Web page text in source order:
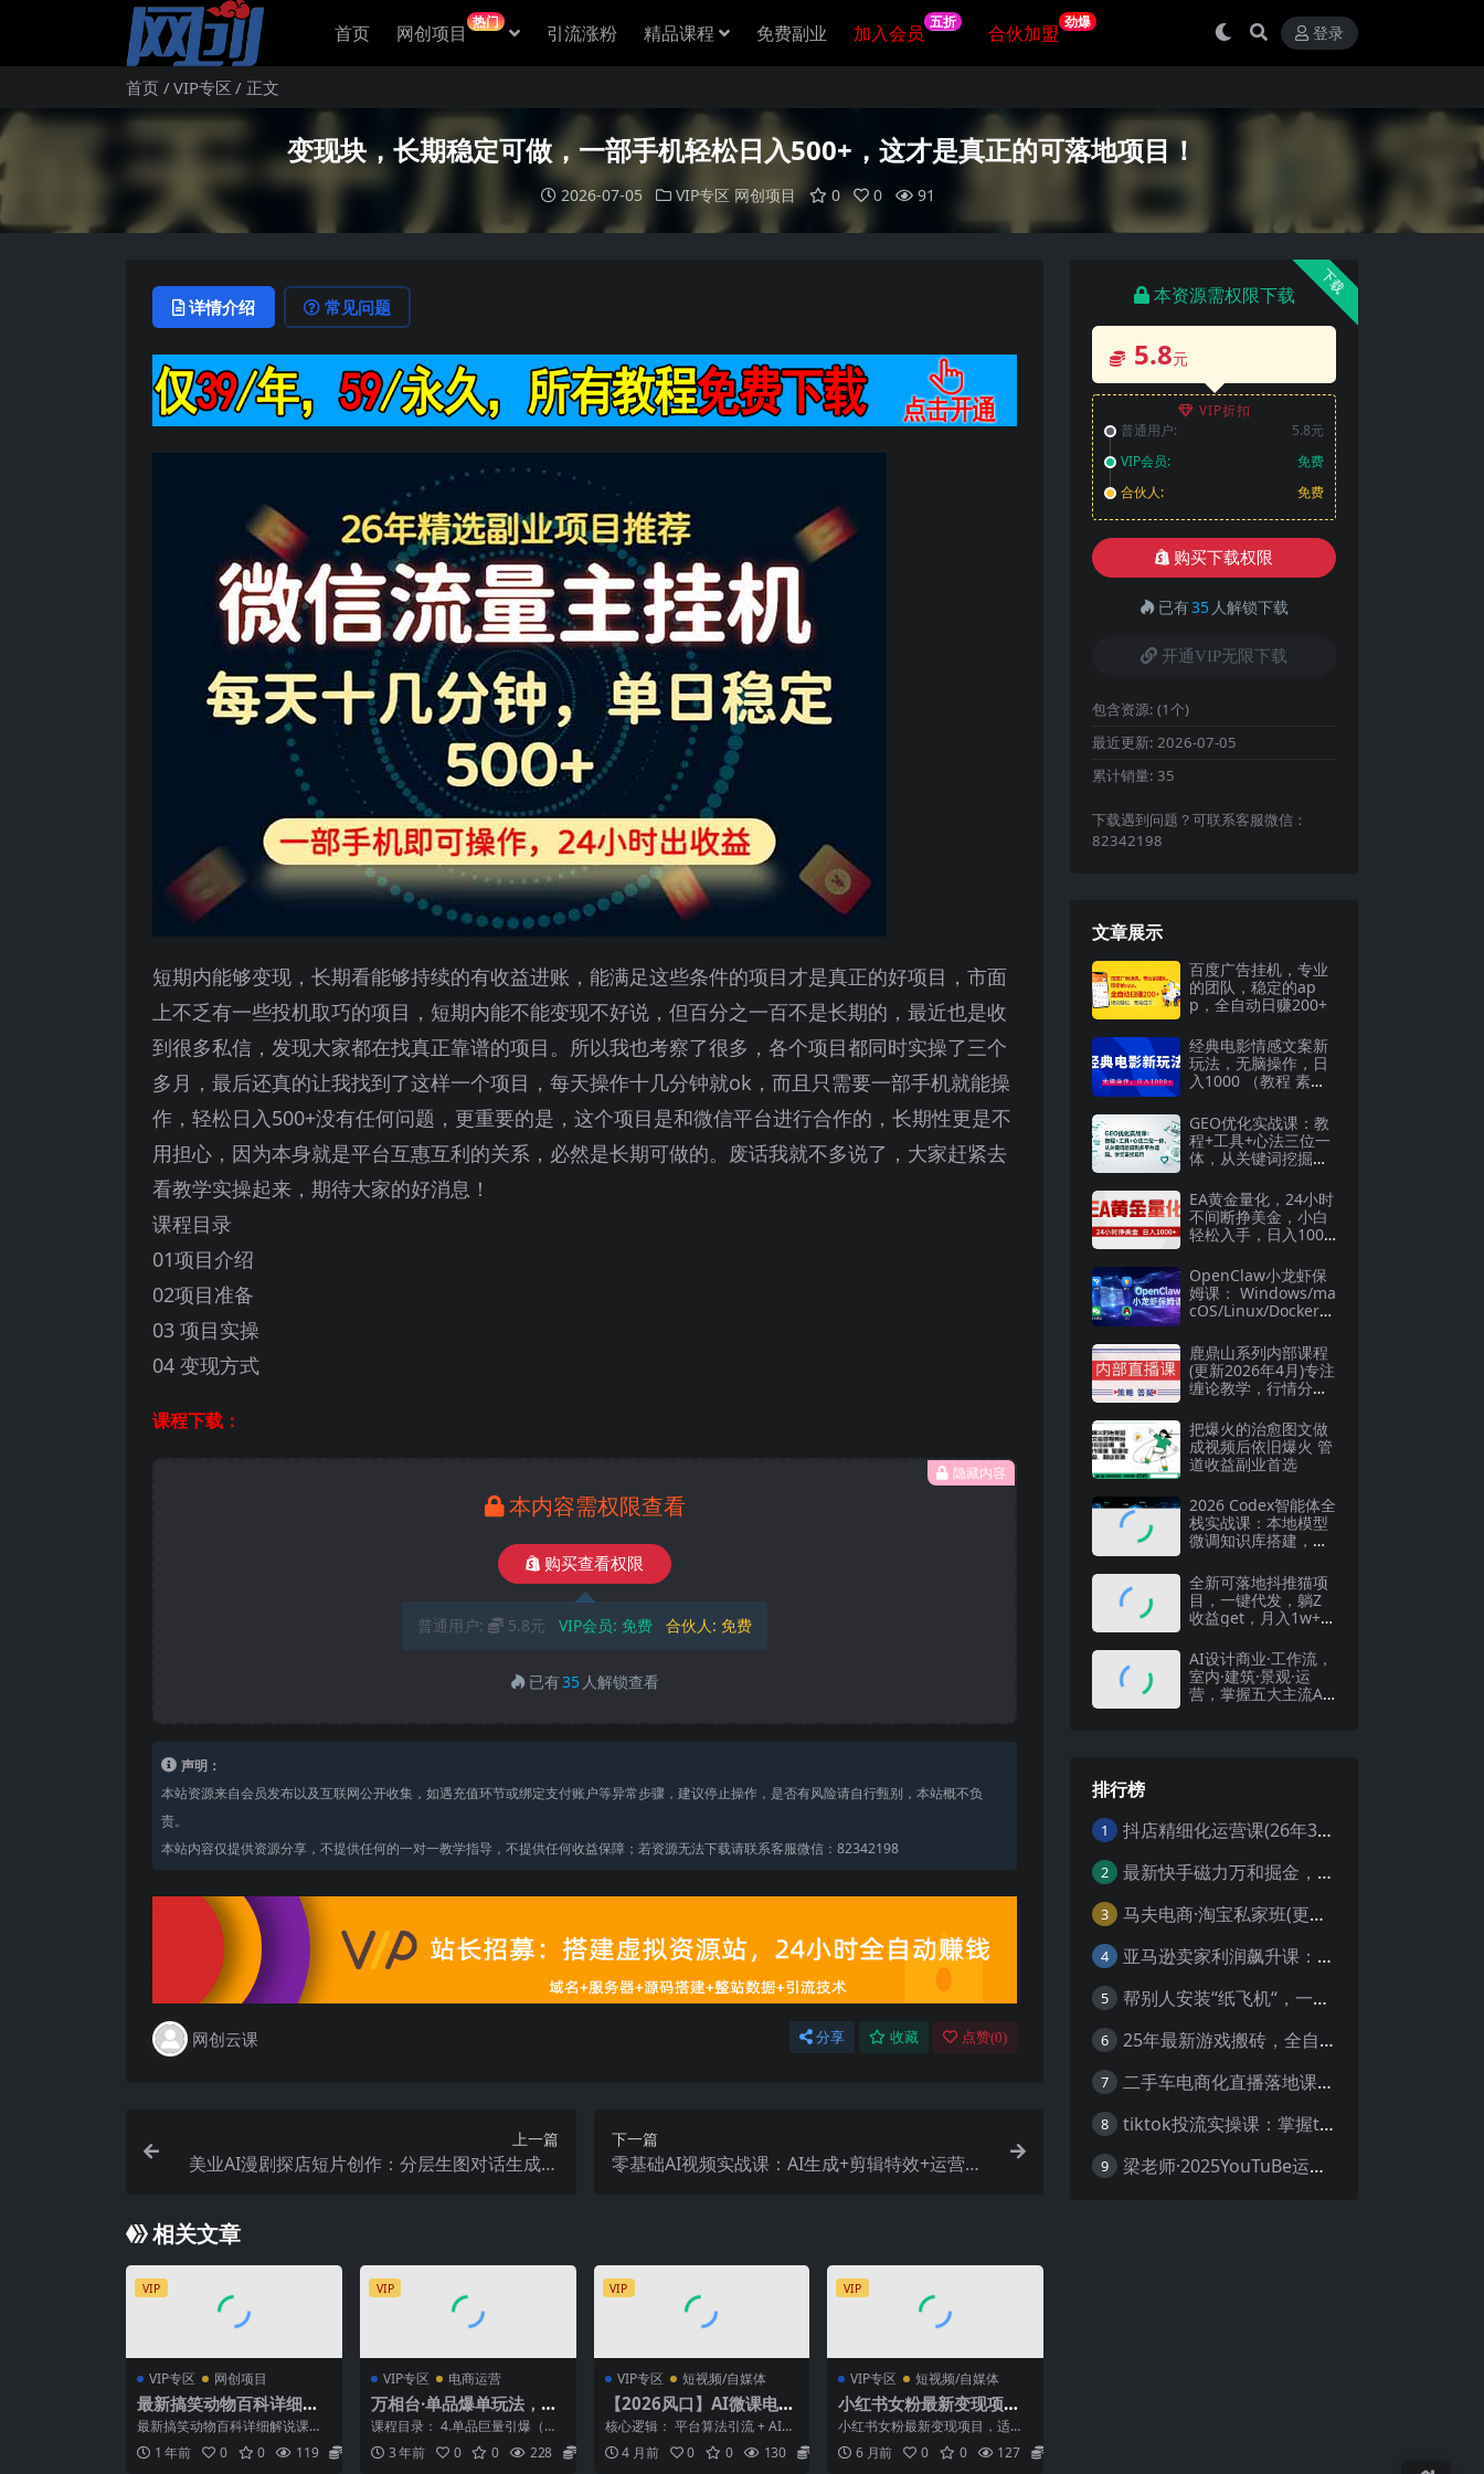
首页 网创项目 热门 引流涨粉 精品课程 免费副业 加入会员 五折 合伙加盟 劲爆
登录
首页 VIP专区 正文
变现块，长期稳定可做，一部手机轻松日入500+，这才是真正的可落地项目！
2026-07-05 VIP专区 网创项目 0 0 91
详情介绍 常见问题
短期内能够变现，长期看能够持续的有收益进账，能满足这些条件的项目才是真正的好项目，市面
上不乏有一些投机取巧的项目，短期内能不能变现不好说，但百分之一百不是长期的，最近也是收
到很多私信，发现大家都在找真正靠谱的项目。所以我也考察了很多，各个项目都同时实操了三个
多月，最后还真的让我找到了这样一个项目，每天操作十几分钟就ok，而且只需要一部手机就能操
作，轻松日入500+没有任何问题，更重要的是，这个项目是和微信平台进行合作的，长期性更是不
用担心，因为本身就是平台互惠互利的关系，必然是长期可做的。废话我就不多说了，大家赶紧去
看教学实操起来，期待大家的好消息！
课程目录
01项目介绍
02项目准备
03 项目实操
04 变现方式
课程下载：
隐藏内容
本内容需权限查看
购买查看权限
普通用户: 5.8元 VIP会员: 免费 合伙人: 免费
已有35 人解锁查看
声明：
本站资源来自会员发布以及互联网公开收集，如遇充值环节或绑定支付账户等异常步骤，建议停止操作，是否有风险请自行甄别，本站概不负
责。
本站内容仅提供资源分享，不提供任何的一对一教学指导，不提供任何收益保障；若资源无法下载请联系客服微信：82342198
网创云课 分享 收藏 点赞(0)
上一篇
美业AI漫剧探店短片创作：分层生图对话生成教
下一篇
零基础AI视频实战课：AI生成+剪辑特效+运营变
相关文章
VIP
VIP专区 网创项目
最新搞笑动物百科详细解
说课程，蓝海赛道，流量
非常大，轻松签独家进精
选
最新搞笑动物百科详细解说课
程，蓝海赛道，流量非常大，轻
松签独家进精选 项目介绍：...
1 年前 0 0 119
VIP
VIP专区 电商运营
万相台·单品爆单玩法，单
爆打造流程 快速测款 双渠
放量 巨量引爆
课程目录： 4.单品巨量引爆（货
品加速搭建）.mp4 2.单品快速测
款（计划搭建...
3 年前 0 0 228
VIP
VIP专区 短视频/自媒体
【2026风口】AI微课电脑
搬砖：全自动产出+免费派
单资源，单人月稳1-2W
核心逻辑： 平台算法引流 + AI自
动化生产（20分钟搞定原本8小
时的活）。 项...
4 月前 0 0 130
VIP
VIP专区 短视频/自媒体
小红书女粉最新变现项
目，适合小白新手，单部
手机可入，单日变现多张
小红书女粉最新变现项目，适合
小白新手，单部手机可入，单日
变现多张 项目介绍： 该...
6 月前 0 0 127
下载
本资源需权限下载
5.8元
VIP折扣
普通用户:
5.8元
VIP会员:
免费
合伙人:
免费
购买下载权限
已有35 人解锁下载
开通VIP无限下载
包含资源: (1个)
最近更新: 2026-07-05
累计销量: 35
下载遇到问题？可联系客服微信：
82342198
文章展示
百度广告挂机，专业
的团队，稳定的ap
p，全自动日赚200+
经典电影情感文案新
玩法，无脑操作，日
入1000 （教程 素
GEO优化实战课：教
程+工具+心法三位一
体，从关键词挖掘到
接套用
EA黄金量化，24小时
不间断挣美金，小白
轻松入手，日入1000
OpenClaw小龙虾保
姆课： Windows/ma
cOS/Linux/Docker全
钉+企业微信+QQ 全
接入
鹿鼎山系列内部课程
(更新2026年4月)专注
缠论教学，行情分
提示、实操讲解
把爆火的治愈图文做
成视频后依旧爆火 管
道收益副业首选
2026 Codex智能体全
栈实战课：本地模型
微调知识库搭建，视
教程
全新可落地抖推猫项
目，一键代发，躺Z
收益get，月入1w+
AI设计商业·工作流，
室内·建筑·景观·运
营，掌握五大主流AI
排行榜
1 抖店精细化运营课(26年3月更新
2 最新快手磁力万和掘金，自动搬砖，轻松日入100-200，操作简单
3 马夫电商·淘宝私家班(更新3月)
4 亚马逊卖家利润飙升课：从品类成功公式到海王打法，让每个SKU都成爆款一路飙升(更新26年3月
5 帮别人安装“纸飞机“，一单赚10—30元不等：附：免费节点
6 25年最新游戏搬砖，全自动挂机，不需要玩游戏，单手机操作日入300+
7 二手车电商化直播落地课，从0到1带你玩转二手车直播
8 tiktok投流实操课：掌握tiktok投流底层逻辑 独家TK投流玩法
9 梁老师·2025YouTuBe运营掘金指南